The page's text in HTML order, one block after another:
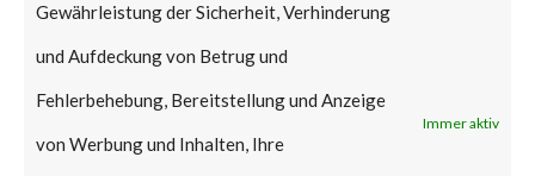
Gewährleistung der Sicherheit, Verhinderung
und Aufdeckung von Betrug und
Fehlerbehebung, Bereitstellung und Anzeige
von Werbung und Inhalten, Ihre
Immer aktiv
What is the Vendor Solution?